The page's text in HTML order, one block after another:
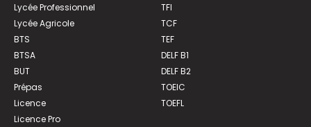
Lycée Professionnel
Lycée Agricole
BTS
BTSA
BUT
Prépas
Licence
Licence Pro
TFI
TCF
TEF
DELF B1
DELF B2
TOEIC
TOEFL